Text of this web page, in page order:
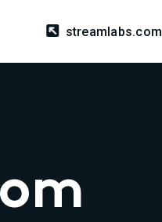
 streamlabs.com